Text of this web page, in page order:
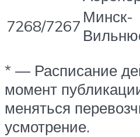
7268/7267 Минск-
* — Расписание
момент
меняться
усмотрение.